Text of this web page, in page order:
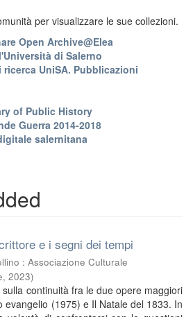
per visualizzare le sue collezioni.
Open Archive@Elea
di Salerno
UniSA. Pubblicazioni
of Public History
Guerra 2014-2018
salernitana
e i segni dei tempi
: Associazione Culturale
, 2023)
continuità fra le due opere maggiori
evangelio (1975) e Il Natale del 1833. In